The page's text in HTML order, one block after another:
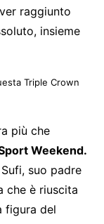
raggiunto
insieme
Triple Crown
più che
Weekend.
suo padre
che è riuscita
figura del